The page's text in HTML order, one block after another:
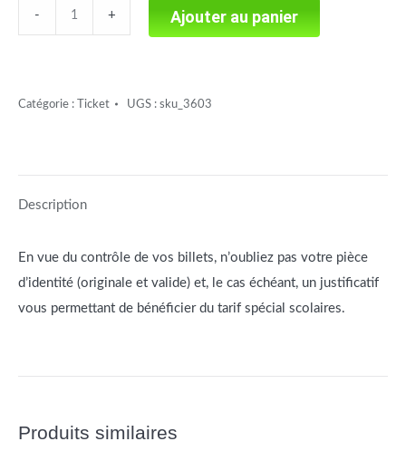
Chaperon
rouge
(SC)
- + Ajouter au panier
Catégorie : Ticket UGS : sku_3603
Description
En vue du contrôle de vos billets, n’oubliez pas votre pièce
d’identité (originale et valide) et, le cas échéant, un justificatif
vous permettant de bénéficier du tarif spécial scolaires.
Produits similaires